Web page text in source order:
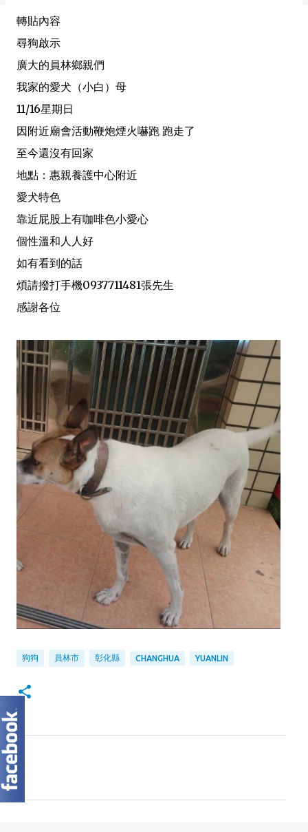
轉貼內容
尋狗啟示
廣大的員林鄉親們
我家的愛犬（小白）母
11/16星期日
因附近廟會活動鞭炮煙火嚇跑 跑走了
至今還沒有回家
地點：惠親養護中心附近
愛犬特色
靠近屁股上有咖啡色小愛心
個性溫和人人好
如有看到的話
煩請撥打手機0937711481張先生
感謝各位
狗狗 員林市 彰化縣 CHANGHUA YUANLIN